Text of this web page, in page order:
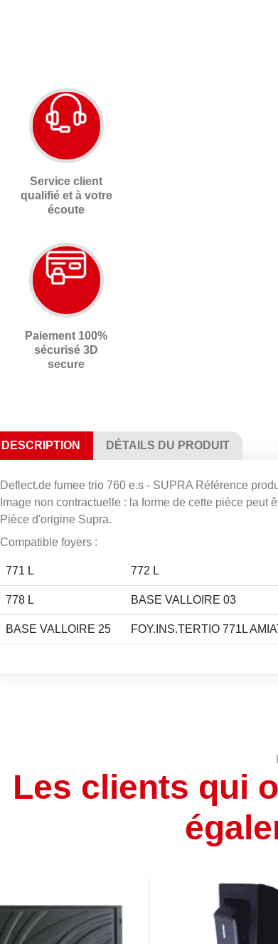
Service client
qualifié et à votre
écoute
Paiement 100%
sécurisé 3D
secure
DESCRIPTION DÉTAILS DU PRODUIT
Deflect.de fumee trio 760 e.s - SUPRA Référence
Image non contractuelle : la forme de cette pièce peut
Pièce d'origine Supra.
Compatible foyers :
771 L 772 L
778 L BASE VALLOIRE 03
BASE VALLOIRE 25 FOY.INS.TERTIO 771L
Les clients qui